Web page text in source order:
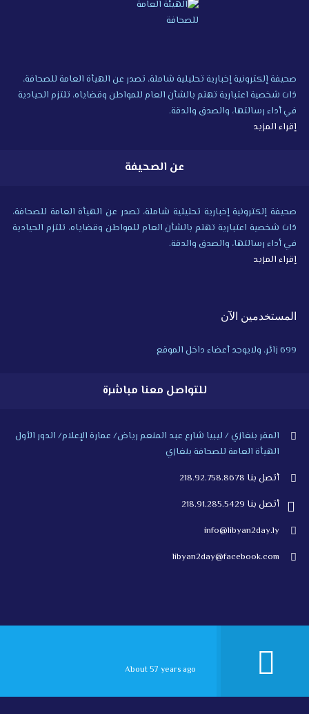
صحيفة إلكترونية إخبارية تحليلية شاملة، تصدر عن الهيأة العامة للصحافة،
ذات شخصية اعتبارية تهتم بالشأن العام للمواطن وقضاياه، تلتزم الحيادية
في أداء رسالتها، والصدق والدقة.
إقراء المزيد
عن الصحيفة
صحيفة إلكترونية إخبارية تحليلية شاملة، تصدر عن الهيأة العامة للصحافة،
ذات شخصية اعتبارية تهتم بالشأن العام للمواطن وقضاياه، تلتزم الحيادية
في أداء رسالتها، والصدق والدقة.
إقراء المزيد
المستخدمين الآن
699 زائر، ولايوجد أعضاء داخل الموقع
للتواصل معنا مباشرة
المقر بنغازي / ليبيا شارع عبد المنعم رياض/ عمارة الإعلام/ الدور الأول
الهيأة العامة للصحافة بنغازي
أتصل بنا 218.92.758.8678
أتصل بنا 218.91.285.5429
info@libyan2day.ly
libyan2day@facebook.com
About 57 years ago